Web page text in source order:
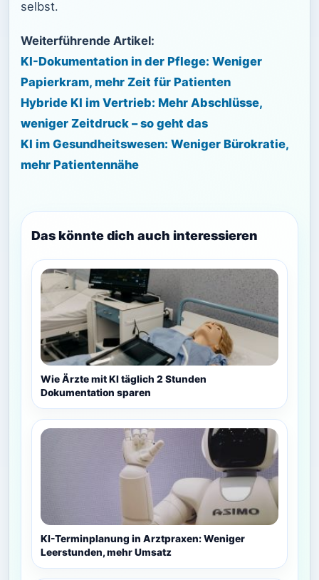
selbst.
Weiterführende Artikel:
KI-Dokumentation in der Pflege: Weniger
Papierkram, mehr Zeit für Patienten
Hybride KI im Vertrieb: Mehr Abschlüsse,
weniger Zeitdruck – so geht das
KI im Gesundheitswesen: Weniger Bürokratie,
mehr Patientennähe
Das könnte dich auch interessieren
Wie Ärzte mit KI täglich 2 Stunden
Dokumentation sparen
KI-Terminplanung in Arztpraxen: Weniger
Leerstunden, mehr Umsatz